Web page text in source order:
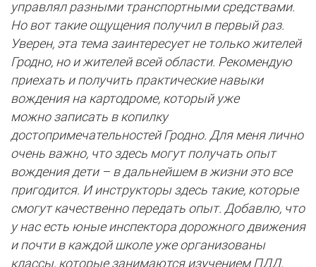
управлял разными транспортными средствами.
Но вот такие ощущения получил в первый раз.
Уверен, эта тема заинтересует не только жителей
Гродно, но и жителей всей области. Рекомендую
приехать и получить практические навыки
вождения на картодроме, который уже
можно записать в копилку
достопримечательностей Гродно. Для меня лично
очень важно, что здесь могут получать опыт
вождения дети – в дальнейшем в жизни это все
пригодится. И инструкторы здесь такие, которые
смогут качественно передать опыт. Добавлю, что
у нас есть юные инспектора дорожного движения
и почти в каждой школе уже организованы
классы, которые занимаются изучением ПДД,